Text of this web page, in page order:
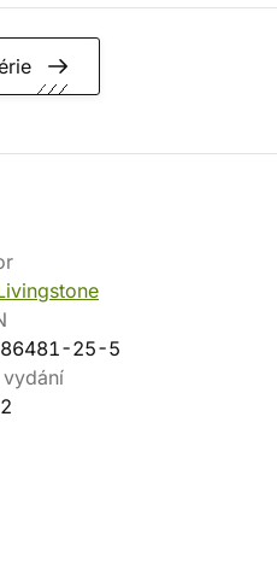
25-5
vydání